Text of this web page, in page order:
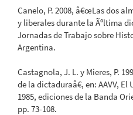
Canelo, P. 2008, â€œLas dos
y liberales durante la Ãºltima
Jornadas de Trabajo sobre
Argentina.
Castagnola, J. L. y Mieres, P.
de la dictaduraâ€, en: AAVV,
1985, ediciones de la Banda
pp. 73-108.